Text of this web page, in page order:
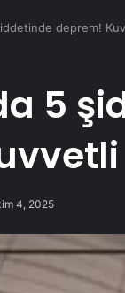
deprem!
5
4, 2025